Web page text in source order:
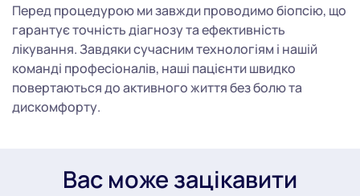
Перед процедурою ми завжди проводимо біопсію, що
гарантує точність діагнозу та ефективність
лікування. Завдяки сучасним технологіям і нашій
команді професіоналів, наші пацієнти швидко
повертаються до активного життя без болю та
дискомфорту.
Вас може зацікавити